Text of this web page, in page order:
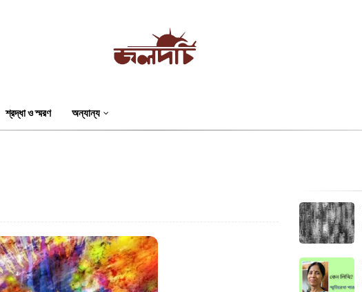
শ্রদ্ধা ও স্মরণ অন্যান্য